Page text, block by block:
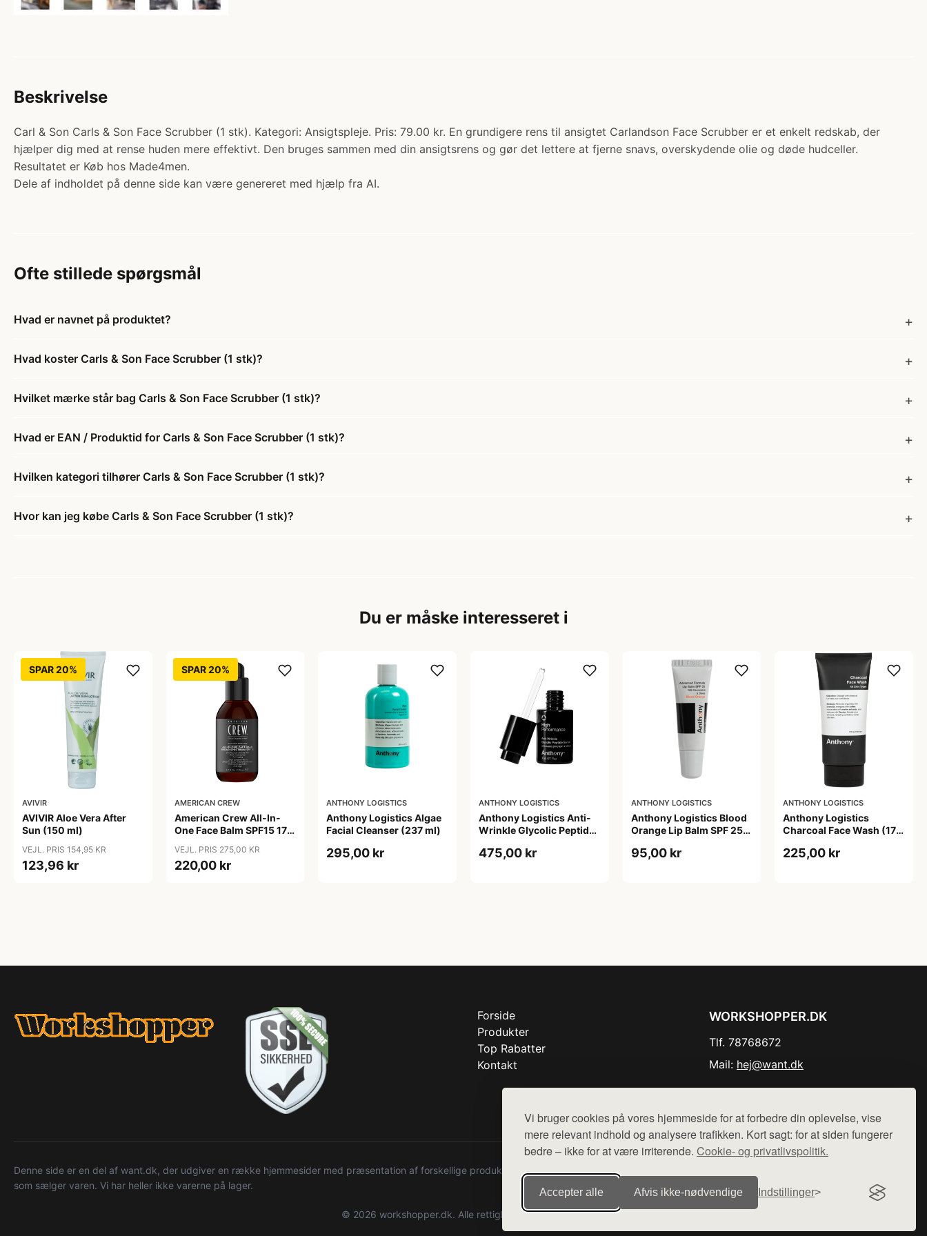
Vi bruger cookies på vores hjemmeside for at forbedre din oplevelse, vise
mere relevant indhold og analysere trafikken. Kort sagt: for at siden fungerer
bedre – ikke for at være irriterende. Cookie- og privatlivspolitik.
Accepter alle Afvis ikke‑nødvendige Indstillinger
Beskrivelse
Carl & Son Carls & Son Face Scrubber (1 stk). Kategori: Ansigtspleje. Pris: 79.00 kr. En grundigere rens til ansigtet Carlandson Face Scrubber er et enkelt redskab, der
hjælper dig med at rense huden mere effektivt. Den bruges sammen med din ansigtsrens og gør det lettere at fjerne snavs, overskydende olie og døde hudceller.
Resultatet er Køb hos Made4men.
Dele af indholdet på denne side kan være genereret med hjælp fra AI.
Ofte stillede spørgsmål
Hvad er navnet på produktet?
Hvad koster Carls & Son Face Scrubber (1 stk)?
Hvilket mærke står bag Carls & Son Face Scrubber (1 stk)?
Hvad er EAN / Produktid for Carls & Son Face Scrubber (1 stk)?
Hvilken kategori tilhører Carls & Son Face Scrubber (1 stk)?
Hvor kan jeg købe Carls & Son Face Scrubber (1 stk)?
Du er måske interesseret i
SPAR 20%
AVIVIR
AVIVIR Aloe Vera After
Sun (150 ml)
VEJL. PRIS 154,95 KR
123,96 kr
SPAR 20%
AMERICAN CREW
American Crew All-In-
One Face Balm SPF15 170
VEJL. PRIS 275,00 KR
220,00 kr
ANTHONY LOGISTICS
Anthony Logistics Algae
Facial Cleanser (237 ml)
295,00 kr
ANTHONY LOGISTICS
Anthony Logistics Anti-
Wrinkle Glycolic Peptide
475,00 kr
ANTHONY LOGISTICS
Anthony Logistics Blood
Orange Lip Balm SPF 25
95,00 kr
ANTHONY LOGISTICS
Anthony Logistics
Charcoal Face Wash (177
225,00 kr
Forside
Produkter
Top Rabatter
Kontakt
WORKSHOPPER.DK
Tlf. 78768672
Mail: hej@want.dk
Denne side er en del af want.dk, der udgiver en række hjemmesider med præsentation af forskellige produkter fra diverse webshops. Der sælges ikke varer fra denne side - vi henviser til de shops,
som sælger varen. Vi har heller ikke varerne på lager.
© 2026 workshopper.dk. Alle rettigheder forbeholdes.